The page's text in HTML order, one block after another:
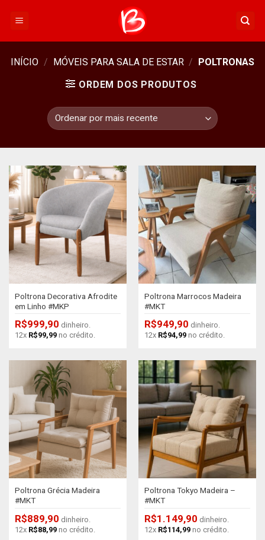
INÍCIO / MÓVEIS PARA SALA DE ESTAR / POLTRONAS
ORDEM DOS PRODUTOS
Poltrona Decorativa Afrodite
em Linho #MKP
R$999,90 dinheiro.
12x R$99,99no crédito.
Poltrona Marrocos Madeira
#MKT
R$949,90 dinheiro.
12x R$94,99no crédito.
Poltrona Grécia Madeira
#MKT
R$889,90 dinheiro.
12x R$88,99no crédito.
Poltrona Tokyo Madeira –
#MKT
R$1.149,90 dinheiro.
12x R$114,99no crédito.